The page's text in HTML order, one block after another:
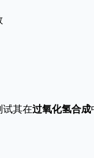
试其在过氧化氢合成